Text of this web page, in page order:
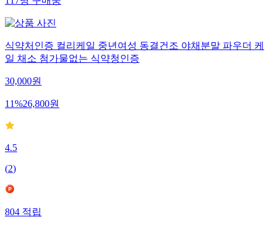
117명구매중
식약처인증 컬리케일 중년여성 동결건조 야채분말 파우더 케
일 채소 첨가물없는 식약청인증
30,000원
11%26,800원
4.5
(2)
804적립